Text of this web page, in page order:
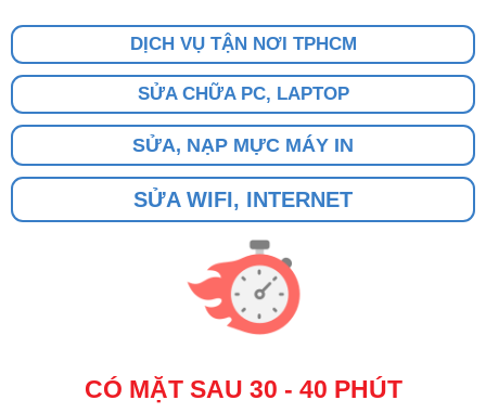
DỊCH VỤ TẬN NƠI TPHCM
SỬA CHỮA PC, LAPTOP
SỬA, NẠP MỰC MÁY IN
SỬA WIFI, INTERNET
CÓ MẶT SAU 30 - 40 PHÚT